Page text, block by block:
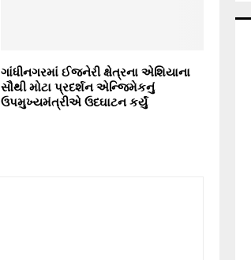
ગાંધીનગરમાં ઈજનેરી ક્ષેત્રના એશિયાના
સૌથી મોટા પ્રદર્શન એન્જિમેકનું
ઉપમુખ્યમંત્રીએ ઉદઘાટન કર્યું